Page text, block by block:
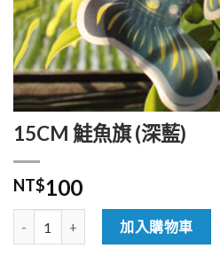
15CM 鮭魚旗 (深藍)
NT$100
15CM 鮭魚旗 (深藍) 數量加入購物車